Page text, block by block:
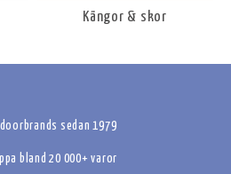
Kängor & skor
sedan 1979
bland 20 000+ varor